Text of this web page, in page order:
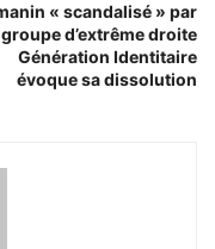
« scandalisé » par
d’extrême droite
Génération Identitaire
évoque sa dissolution